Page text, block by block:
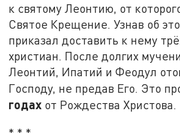
к святому Леонтию, от
Святое Крещение. Узнав об
приказал доставить к нему
христиан. После долгих
Леонтий, Ипатий и Феодул
Господу, не предав Его. Это
годах от Рождества Христова.